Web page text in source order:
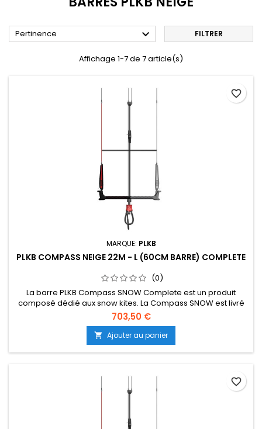
Pertinence  FILTRER
Affichage 1-7 de 7 article(s)
MARQUE: PLKB
PLKB COMPASS NEIGE 22M - L (60CM BARRE) COMPLETE
(0)
La barre PLKB Compass SNOW Complete est un produit
composé dédié aux snow kites. La Compass SNOW est livré
avec une ligne de frein séparée et un jeu de 5ème ligne.
Consultez plkb.world/manuals pour savoir comment
assembler les produits. La barre Compass est utilisée pour
tous les kites PLKB Depower Foil et LEI (suite dessous...)
703,50 €
 Ajouter au panier
favorite_border
favorite_border